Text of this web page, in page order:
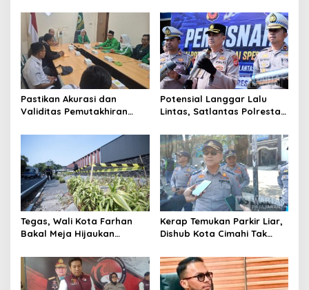
Kota Cimahi
Pastikan Akurasi dan
Validitas Pemutakhiran
Cimahi Lakukan
Potensial Langgar Lalu
Lintas, Satlantas Polresta
Motor Berknalpot Brong
Tegas, Wali Kota Farhan
Bakal Meja Hijaukan
Riau
Kerap Temukan Parkir Liar,
Dishub Kota Cimahi Tak
Pembinaan